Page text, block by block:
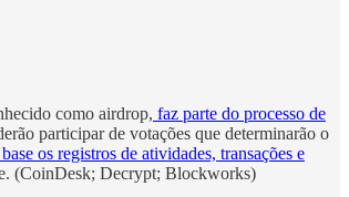
como airdrop, faz parte do processo de
participar de votações que determinarão o
os registros de atividades, transações e
(CoinDesk; Decrypt; Blockworks)